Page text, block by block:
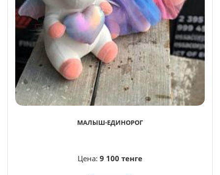
МАЛЫШ-ЕДИНОРОГ
Цена: 9 100 тенге